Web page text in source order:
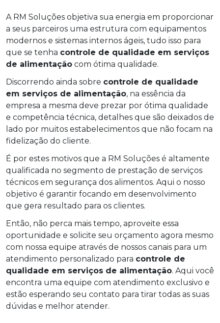
A RM Soluções objetiva sua energia em proporcionar
a seus parceiros uma estrutura com equipamentos
modernos e sistemas internos ágeis, tudo isso para
que se tenha controle de qualidade em serviços
de alimentação com ótima qualidade.
Discorrendo ainda sobre controle de qualidade
em serviços de alimentação, na essência da
empresa a mesma deve prezar por ótima qualidade
e competência técnica, detalhes que são deixados de
lado por muitos estabelecimentos que não focam na
fidelização do cliente.
É por estes motivos que a RM Soluções é altamente
qualificada no segmento de prestação de serviços
técnicos em segurança dos alimentos. Aqui o nosso
objetivo é garantir focando em desenvolvimento
que gera resultado para os clientes.
Então, não perca mais tempo, aproveite essa
oportunidade e solicite seu orçamento agora mesmo
com nossa equipe através de nossos canais para um
atendimento personalizado para controle de
qualidade em serviços de alimentação. Aqui você
encontra uma equipe com atendimento exclusivo e
estão esperando seu contato para tirar todas as suas
dúvidas e melhor atender.